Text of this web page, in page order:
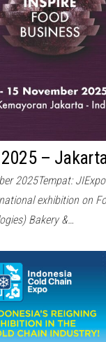
–
2025Tempat:
exhibition on
Bakery &…